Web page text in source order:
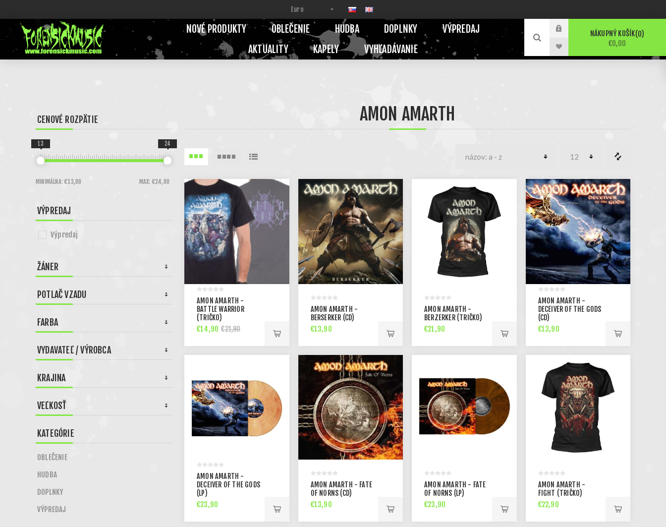
NOVÉ PRODUKTY OBLEČENIE HUDBA DOPLNKY
VÝPREDAJ
AKTUALITY
KAPELY VYHĽADÁVANIE
NÁKUPNÝ KOŠÍK 0
€0,00
AMON AMARTH
AMON AMARTH -
BATTLE WARRIOR
(TRIČKO)
€14,90 €21,90
AMON AMARTH -
BERSERKER (CD)
€13,90
AMON AMARTH -
BERZERKER (TRIČKO)
€21,90
AMON AMARTH -
DECEIVER OF THE GODS
(CD)
€13,90
AMON AMARTH -
DECEIVER OF THE GODS
(LP)
€23,90
AMON AMARTH - FATE
OF NORNS (CD)
€13,90
AMON AMARTH - FATE
OF NORNS (LP)
€23,90
AMON AMARTH -
FIGHT (TRIČKO)
€22,90
CENOVÉ ROZPÄTIE
MINIMÁLNA: €13,00 MAX: €24,00
13 24
VÝPREDAJ
Výpredaj
ŽÁNER
POTLAČ VZADU
FARBA
VYDAVATEĽ / VÝROBCA
KRAJINA
VEĽKOSŤ
KATEGÓRIE
OBLEČENIE
HUDBA
DOPLNKY
VÝPREDAJ